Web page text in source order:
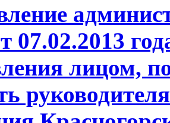
07.02.2013
лицом,